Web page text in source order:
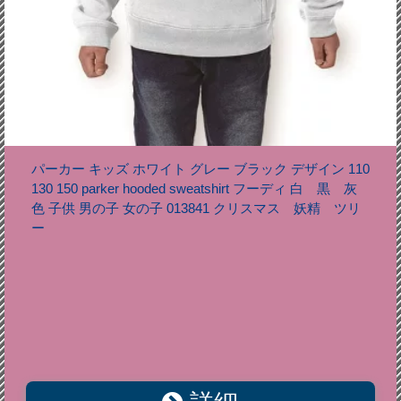
パーカー キッズ ホワイト グレー ブラック デザイン 110
130 150 parker hooded sweatshirt フーディ 白 黒 灰
色 子供 男の子 女の子 013841 クリスマス 妖精 ツリ
ー